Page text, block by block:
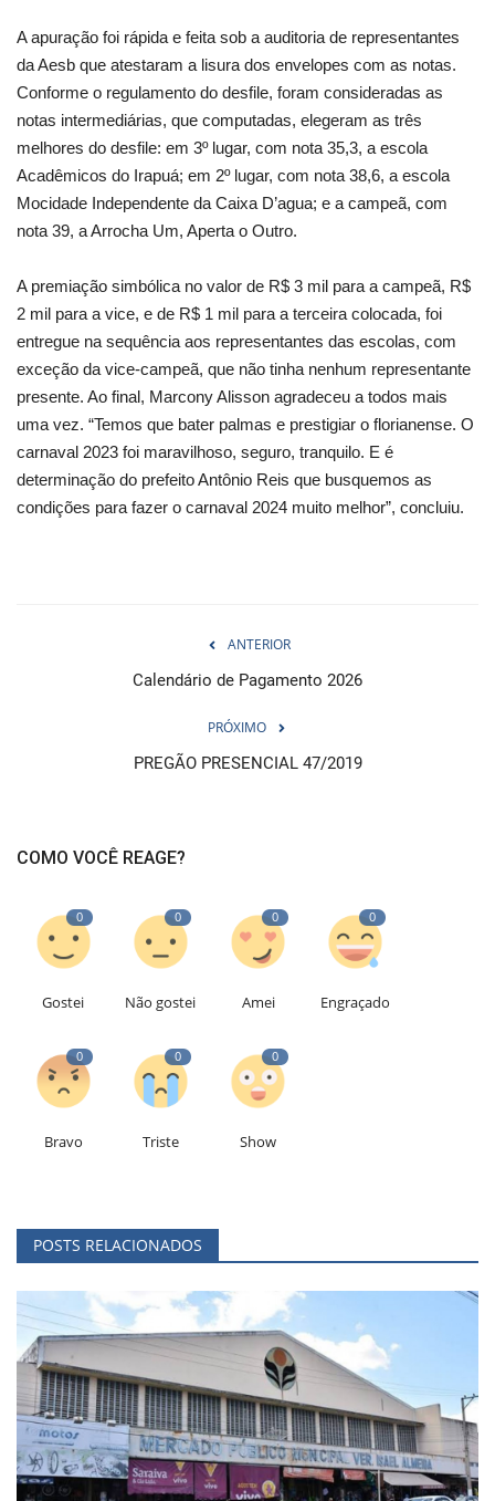
A apuração foi rápida e feita sob a auditoria de representantes
da Aesb que atestaram a lisura dos envelopes com as notas.
Conforme o regulamento do desfile, foram consideradas as
notas intermediárias, que computadas, elegeram as três
melhores do desfile: em 3º lugar, com nota 35,3, a escola
Acadêmicos do Irapuá; em 2º lugar, com nota 38,6, a escola
Mocidade Independente da Caixa D’agua; e a campeã, com
nota 39, a Arrocha Um, Aperta o Outro.
A premiação simbólica no valor de R$ 3 mil para a campeã, R$
2 mil para a vice, e de R$ 1 mil para a terceira colocada, foi
entregue na sequência aos representantes das escolas, com
exceção da vice-campeã, que não tinha nenhum representante
presente. Ao final, Marcony Alisson agradeceu a todos mais
uma vez. “Temos que bater palmas e prestigiar o florianense. O
carnaval 2023 foi maravilhoso, seguro, tranquilo. E é
determinação do prefeito Antônio Reis que busquemos as
condições para fazer o carnaval 2024 muito melhor”, concluiu.
ANTERIOR
Calendário de Pagamento 2026
PRÓXIMO
PREGÃO PRESENCIAL 47/2019
COMO VOCÊ REAGE?
0
Gostei
0
Não gostei
0
Amei
0
Engraçado
0
Bravo
0
Triste
0
Show
POSTS RELACIONADOS